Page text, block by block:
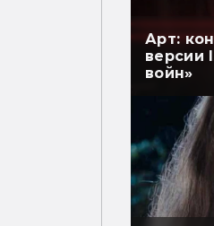
Арт:
версии
войн»